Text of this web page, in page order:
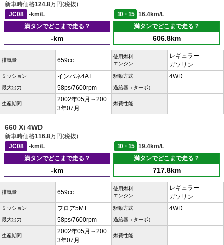
新車時価格124.8万円(税抜)
JC08
-km/L 10・15
16.4km/L
満タンでどこまで走る？
-km
満タンでどこまで走る？
606.8km
排気量 659cc
使用燃料
エンジン
レギュラー
ガソリン
ミッション インパネ4AT 駆動方式 4WD
最大出力 58ps/7600rpm 過給器（ターボ） -
生産期間
2002年05月～200
3年07月
燃費性能 -
660 Xi 4WD
新車時価格116.8万円(税抜)
JC08
-km/L 10・15
19.4km/L
満タンでどこまで走る？
-km
満タンでどこまで走る？
717.8km
排気量 659cc
使用燃料
エンジン
レギュラー
ガソリン
ミッション フロア5MT 駆動方式 4WD
最大出力 58ps/7600rpm 過給器（ターボ） -
生産期間
2002年05月～200
3年07月
燃費性能 -